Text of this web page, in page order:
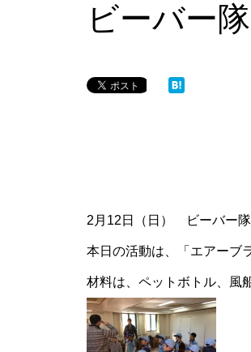
ビーバー
2月12日（日） ビーバー
本日の活動は、「エアーブ
材料は、ペットボトル、風